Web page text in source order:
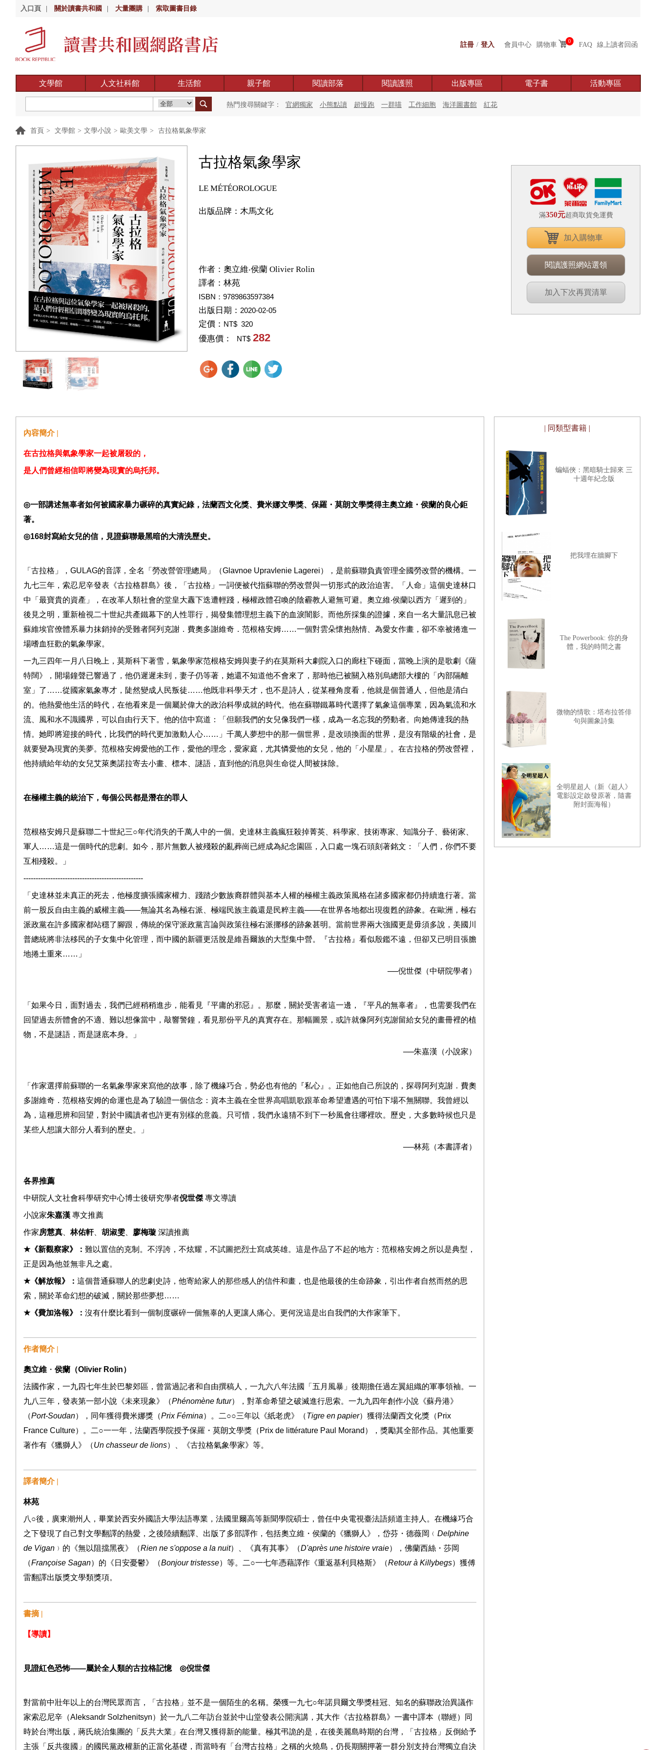
入口頁 關於讀書共和國 大量團購 索取圖書目錄
註冊 / 登入 會員中心 購物車 0 FAQ 線上讀者回函
文學館 人文社科館 生活館 親子館 閱讀部落 閱讀護照 出版專區 電子書 活動專區
熱門搜尋關鍵字： 官網獨家 小熊點讀 超慢跑 一群喵 工作細胞 海洋圖書館 紅花
首頁 > 文學館 > 文學小說 > 歐美文學 > 古拉格氣象學家
古拉格氣象學家
LE MÉTÉOROLOGUE
出版品牌：木馬文化
作者： 奧立維‧侯蘭 Olivier Rolin
譯者： 林苑
ISBN：9789863597384
出版日期： 2020-02-05
定價： NT$ 320
優惠價： NT$ 282
滿350元超商取貨免運費
加入購物車
閱讀護照網站選領
加入下次再買清單
內容簡介 |
在古拉格與氣象學家一起被屠殺的，
是人們曾經相信即將變為現實的烏托邦。
◎一部講述無辜者如何被國家暴力碾碎的真實紀錄，法蘭西文化獎、費米娜文學獎、保羅・莫朗文學獎得主奧立維・侯蘭的良心鉅
著。
◎168封寫給女兒的信，見證蘇聯最黑暗的大清洗歷史。
「古拉格」， GULAG的音譯，全名「勞改營管理總局」（Glavnoe Upravlenie Lagerei），是前蘇聯負責管理全國勞改營的機構。一
九七三年，索忍尼辛發表《古拉格群島》後，「古拉格」一詞便被代指蘇聯的勞改營與一切形式的政治迫害。「人命」這個史達林口
中「最寶貴的資產」，在改革人類社會的堂皇大纛下迭遭輕踐，極權政體召喚的陰霾教人避無可避。奧立維‧侯蘭以西方「遲到的」
後見之明，重新檢視二十世紀共產鐵幕下的人性罪行，揭發集體理想主義下的血淚闇影。而他所採集的證據，來自一名大量訊息已被
蘇維埃官僚體系暴力抹銷掉的受難者阿列克謝．費奧多謝維奇．范根格安姆……一個對雲朵懷抱熱情、為愛女作畫，卻不幸被捲進一
場嗜血狂歡的氣象學家。
一九三四年一月八日晚上，莫斯科下著雪，氣象學家范根格安姆與妻子約在莫斯科大劇院入口的廊柱下碰面，當晚上演的是歌劇《薩
特闊》，開場鐘聲已響過了，他仍遲遲未到，妻子仍等著，她還不知道他不會來了，那時他已被關入格別烏總部大樓的「內部隔離
室」了 ……從國家氣象專才，陡然變成人民叛徒……他既非科學天才，也不是詩人，從某種角度看，他就是個普通人，但他是清白
的。他熱愛他生活的時代，在他看來是一個屬於偉大的政治科學成就的時代。他在蘇聯鐵幕時代選擇了氣象這個專業，因為氣流和水
流、風和水不識國界，可以自由行天下。他的信中寫道：「但願我們的女兒像我們一樣，成為一名忘我的勞動者。向她傳達我的熱
情。她即將迎接的時代，比我們的時代更加激動人心…… 」千萬人夢想中的那一個世界，是改頭換面的世界，是沒有階級的社會，是
就要變為現實的美夢。范根格安姆愛他的工作，愛他的理念，愛家庭，尤其憐愛他的女兒，他的「小星星」。在古拉格的勞改營裡，
他持續給年幼的女兒艾萊奧諾拉寄去小畫、標本、謎語，直到他的消息與生命從人間被抹除。
在極權主義的統治下，每個公民都是潛在的罪人
范根格安姆只是蘇聯二十世紀三○年代消失的千萬人中的一個。史達林主義瘋狂殺掉菁英、科學家、技術專家、知識分子、藝術家、
軍人 ……這是一個時代的悲劇。如今，那片無數人被殘殺的亂葬崗已經成為紀念園區，入口處一塊石頭刻著銘文：「人們，你們不要
互相殘殺。」
-------------------------------------------------
「史達林並未真正的死去，他極度擴張國家權力、踐踏少數族裔群體與基本人權的極權主義政策風格在諸多國家都仍持續進行著。當
前一股反自由主義的威權主義――無論其名為極右派、極端民族主義還是民粹主義――在世界各地都出現復甦的跡象。在歐洲，極右
派政黨在許多國家都站穩了腳跟，傳統的保守派政黨言論與政策往極右派挪移的跡象甚明。當前世界兩大強國更是毋須多說，美國川
普總統將非法移民的子女集中化管理，而中國的新疆更活脫是維吾爾族的大型集中營。『古拉格』看似殷鑑不遠，但卻又已明目張膽
地捲土重來…… 」
──倪世傑（中研院學者）
「如果今日，面對過去，我們已經稍稍進步，能看見『平庸的邪惡』。那麼，關於受害者這一邊，『平凡的無辜者』，也需要我們在
回望過去所體會的不適、難以想像當中，敲響警鐘，看見那份平凡的真實存在。那幅圖景，或許就像阿列克謝留給女兒的畫冊裡的植
物，不是謎語，而是謎底本身。」
──朱嘉漢（小說家）
「作家選擇前蘇聯的一名氣象學家來寫他的故事，除了機緣巧合，勢必也有他的『私心』。正如他自己所說的，探尋阿列克謝．費奧
多謝維奇．范根格安姆的命運也是為了驗證一個信念：資本主義在全世界高唱凱歌跟革命希望遭遇的可怕下場不無關聯。我曾經以
為，這種思辨和回望，對於中國讀者也許更有別樣的意義。只可惜，我們永遠猜不到下一秒風會往哪裡吹。歷史，大多數時候也只是
某些人想讓大部分人看到的歷史。」
──林苑（本書譯者）
各界推薦
中研院人文社會科學研究中心博士後研究學者倪世傑 專文導讀
小說家朱嘉漢 專文推薦
作家房慧真 、林佑軒、 胡淑雯 廖梅璇 深讀推薦
★《新觀察家》： 難以置信的克制。不浮誇，不炫耀，不試圖把烈士寫成英雄。這是作品了不起的地方：范根格安姆之所以是典型，
正是因為他並無非凡之處。
★《解放報》： 這個普通蘇聯人的悲劇史詩，他寄給家人的那些感人的信件和畫，也是他最後的生命跡象，引出作者自然而然的思
索，關於革命幻想的破滅，關於那些夢想……
★《費加洛報》： 沒有什麼比看到一個制度碾碎一個無辜的人更讓人痛心。更何況這是出自我們的大作家筆下。
作者簡介 |
奧立維 ・ 侯蘭（Olivier Rolin）
法國作家，一九四七年生於巴黎郊區，曾當過記者和自由撰稿人，一九六八年法國「五月風暴」後期擔任過左翼組織的軍事領袖。一
九八三年，發表第一部小說《未來現象》（Phénomène futur），對革命希望之破滅進行思索。一九九四年創作小說《蘇丹港》
（Port-Soudan），同年獲得費米娜獎（Prix Fémina）。二○○三年以《紙老虎》（Tigre en papier）獲得法蘭西文化獎（ Prix
France Culture）。二○一一年，法蘭西學院授予保羅・莫朗文學獎（ Prix de littérature Paul Morand ），獎勵其全部作品。其他重要
著作有《獵獅人》（Un chasseur de lions）、《古拉格氣象學家》等。
譯者簡介 |
林苑
八 ○後，廣東潮州人，畢業於西安外國語大學法語專業，法國里爾高等新聞學院碩士，曾任中央電視臺法語頻道主持人。在機緣巧合
之下發現了自己對文學翻譯的熱愛，之後陸續翻譯、出版了多部譯作，包括奧立維・侯蘭的《獵獅人》，岱芬・德薇岡﹙ Delphine
de Vigan ﹚的《無以阻擋黑夜》（Rien ne s'oppose a la nuit）、《真有其事》（D'après une histoire vraie），佛蘭西絲・莎岡
（Françoise Sagan）的《日安憂鬱》（Bonjour tristesse）等。二○一七年憑藉譯作《重返基利貝格斯》（Retour à Killybegs）獲傅
雷翻譯出版獎文學類獎項。
書摘 |
【導讀】
見證紅色恐怖――屬於全人類的古拉格記憶 ◎倪世傑
對當前中壯年以上的台灣民眾而言，「古拉格」並不是一個陌生的名稱。榮獲一九七○年諾貝爾文學獎桂冠、知名的蘇聯政治異議作
家索忍尼辛（Aleksandr Solzhenitsyn）於一九八二年訪台並於中山堂發表公開演講，其大作《古拉格群島》一書中譯本（聯經）同
時於台灣出版，蔣氏統治集團的「反共大業」在台灣又獲得新的能量。極其弔詭的是，在後美麗島時期的台灣，「古拉格」反倒給予
主張「反共復國」的國民黨政權新的正當化基礎，而當時有「台灣古拉格」之稱的火燒島，仍長期關押著一群分別支持台灣獨立自決
| 同類型書籍 |
蝙蝠俠：黑暗騎士歸來 三
十週年紀念版
把我埋在牆腳下
The Powerbook: 你的身
體，我的時間之書
微物的情歌：塔布拉答俳
句與圖象詩集
全明星超人（新《超人》
電影設定啟發原著，隨書
附封面海報）